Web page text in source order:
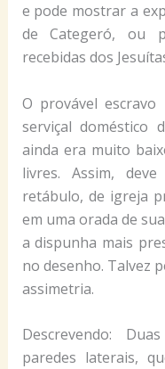
e pode mostrar a
de Categeró, ou
recebidas dos
O provável
serviçal doméstico
ainda era muito
livres. Assim,
retábulo, de igreja
em uma orada de
a dispunha mais
no desenho. Talvez
assimetria.
Descrevendo:
paredes laterais,